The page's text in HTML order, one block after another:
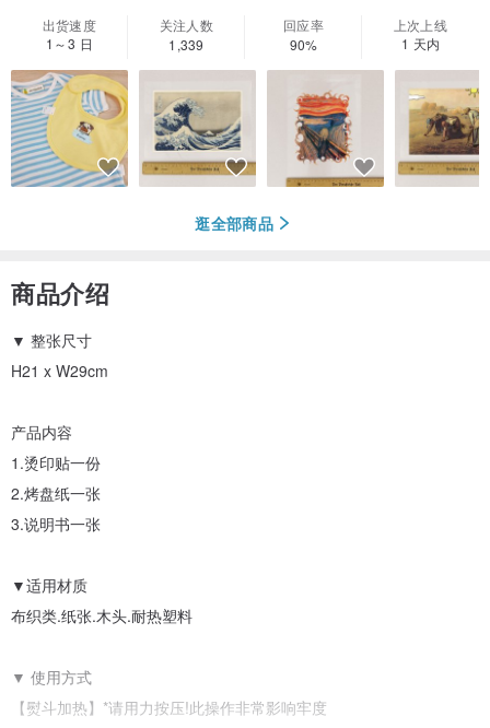
出货速度
1～3 日
关注人数
1,339
回应率
90%
上次上线
1 天内
逛全部商品
商品介绍
▼ 整张尺寸
H21 x W29cm
产品内容
1.烫印贴一份
2.烤盘纸一张
3.说明书一张
▼适用材质
布织类.纸张.木头.耐热塑料
▼ 使用方式
【熨斗加热】*请用力按压!此操作非常影响牢度